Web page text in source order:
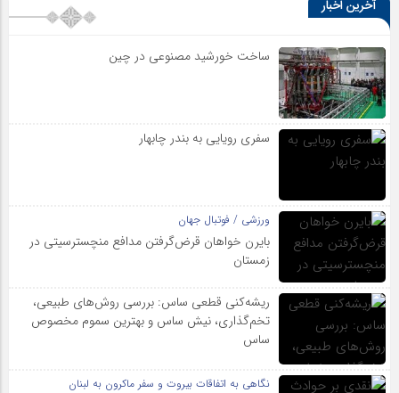
آخرین اخبار
ساخت خورشید مصنوعی در چین
سفری رویایی به بندر چابهار
ورزشی / فوتبال جهان
بایرن خواهان قرض‌گرفتن مدافع منچسترسیتی در
زمستان
ریشه‌کنی قطعی ساس: بررسی روش‌های طبیعی،
تخم‌گذاری، نیش ساس و بهترین سموم مخصوص
ساس
نگاهی به اتفاقات بیروت و سفر ماکرون به لبنان